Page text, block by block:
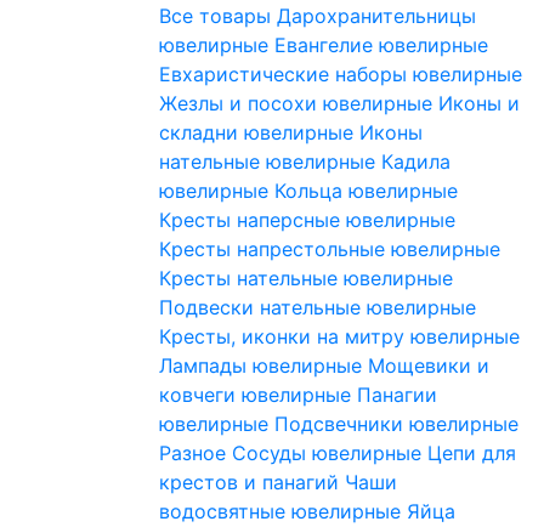
Все товары Дарохранительницы
ювелирные Евангелие ювелирные
Евхаристические наборы ювелирные
Жезлы и посохи ювелирные Иконы и
складни ювелирные Иконы
нательные ювелирные Кадила
ювелирные Кольца ювелирные
Кресты наперсные ювелирные
Кресты напрестольные ювелирные
Кресты нательные ювелирные
Подвески нательные ювелирные
Кресты, иконки на митру ювелирные
Лампады ювелирные Мощевики и
ковчеги ювелирные Панагии
ювелирные Подсвечники ювелирные
Разное Сосуды ювелирные Цепи для
крестов и панагий Чаши
водосвятные ювелирные Яйца